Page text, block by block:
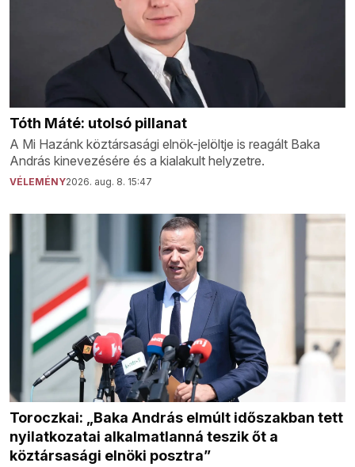
Tóth Máté: utolsó pillanat
A Mi Hazánk köztársasági elnök-jelöltje is reagált Baka
András kinevezésére és a kialakult helyzetre.
VÉLEMÉNY2026. aug. 8. 15:47
Toroczkai: „Baka András elmúlt időszakban tett
nyilatkozatai alkalmatlanná teszik őt a
köztársasági elnöki posztra”